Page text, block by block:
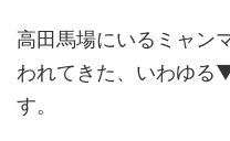
高田馬場にいるミャン
われてきた、いわゆる
す。